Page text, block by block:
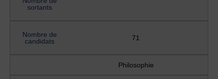
sortants
Nombre de
candidats
71
Philosophie